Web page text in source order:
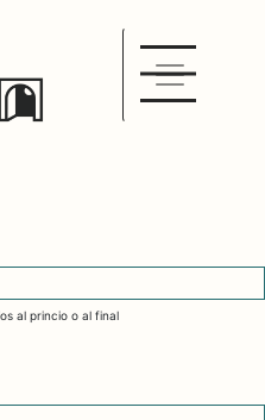
al princio o al final